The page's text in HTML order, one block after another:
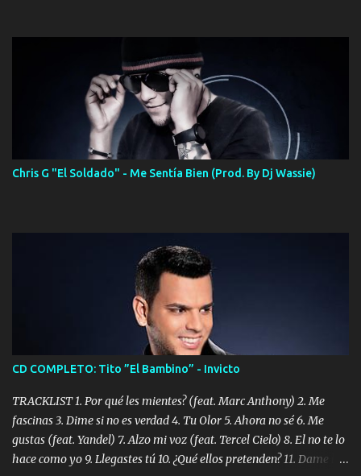
Chris G "El Soldado" - Me Sentía Bien (Prod. By Dj Wassie)
CD COMPLETO: Tito ”El Bambino” - Invicto
TRACKLIST 1. Por qué les mientes? (feat. Marc Anthony) 2. Me
fascinas 3. Dime si no es verdad 4. Tu Olor 5. Ahora no sé 6. Me
gustas (feat. Yandel) 7. Alzo mi voz (feat. Tercel Cielo) 8. El no te lo
hace como yo 9. Llegastes tú 10. ¿Qué ellos pretenden? 11. Dame la